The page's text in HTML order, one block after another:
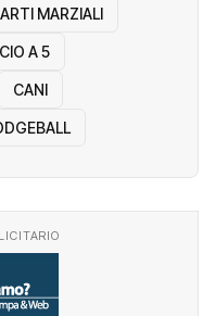
ARTI MARZIALI
A 5
CANI